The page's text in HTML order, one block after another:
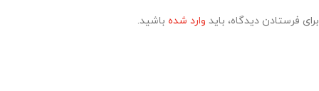
برای فرستادن دیدگاه، باید وارد شده باشید.